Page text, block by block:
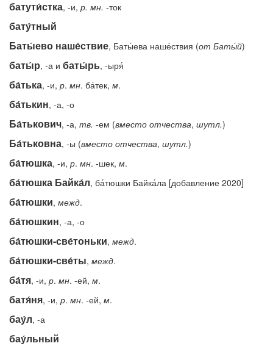
батути́стка, -и, р. мн. -ток
бату́тный
Баты́ево наше́ствие, Баты́ева наше́ствия (от Баты́й)
баты́р, -а и баты́рь, -ыря́
ба́тька, -и, р. мн. ба́тек, м.
ба́тькин, -а, -о
Ба́тькович, -а, тв. -ем (вместо отчества, шутл.)
Ба́тьковна, -ы (вместо отчества, шутл.)
ба́тюшка, -и, р. мн. -шек, м.
ба́тюшка Байка́л, ба́тюшки Байка́ла [добавление 2020]
ба́тюшки, межд.
ба́тюшкин, -а, -о
ба́тюшки-све́тоньки, межд.
ба́тюшки-све́ты, межд.
ба́тя, -и, р. мн. -ей, м.
батя́ня, -и, р. мн. -ей, м.
бау́л, -а
бау́льный